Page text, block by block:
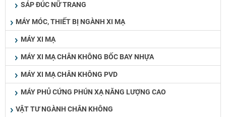
SÁP ĐÚC NỮ TRANG
MÁY MÓC, THIẾT BỊ NGÀNH XI MẠ
MÁY XI MẠ
MÁY XI MẠ CHÂN KHÔNG BỐC BAY NHỰA
MÁY XI MẠ CHÂN KHÔNG PVD
MÁY PHỦ CỨNG PHÚN XẠ NĂNG LƯỢNG CAO
VẬT TƯ NGÀNH CHÂN KHÔNG